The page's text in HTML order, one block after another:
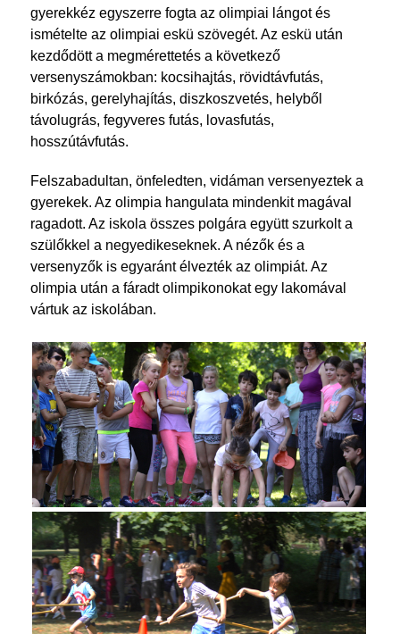
gyerekkéz egyszerre fogta az olimpiai lángot és
ismételte az olimpiai eskü szövegét. Az eskü után
kezdődött a megmérettetés a következő
versenyszámokban: kocsihajtás, rövidtávfutás,
birkózás, gerelyhajítás, diszkoszvetés, helyből
távolugrás, fegyveres futás, lovasfutás,
hosszútávfutás.
Felszabadultan, önfeledten, vidáman versenyeztek a
gyerekek. Az olimpia hangulata mindenkit magával
ragadott. Az iskola összes polgára együtt szurkolt a
szülőkkel a negyedikeseknek. A nézők és a
versenyzők is egyaránt élvezték az olimpiát. Az
olimpia után a fáradt olimpikonokat egy lakomával
vártuk az iskolában.